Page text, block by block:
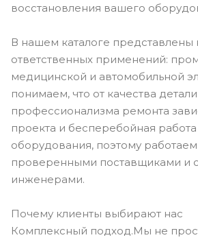
восстановления вашего
В нашем каталоге представлены
ответственных применений:
медицинской и автомобильной
понимаем, что от качества
профессионализма ремонта
проекта и бесперебойная
оборудования, поэтому работаем
проверенными поставщиками и
инженерами.
Почему клиенты выбирают нас
Комплексный подход.Мы не